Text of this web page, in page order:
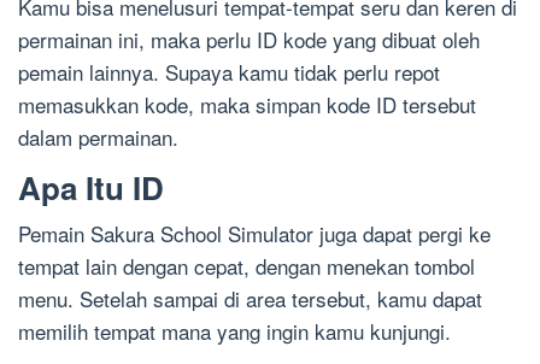
Kamu bisa menelusuri tempat-tempat seru dan keren di
permainan ini, maka perlu ID kode yang dibuat oleh
pemain lainnya. Supaya kamu tidak perlu repot
memasukkan kode, maka simpan kode ID tersebut
dalam permainan.
Apa Itu ID
Pemain Sakura School Simulator juga dapat pergi ke
tempat lain dengan cepat, dengan menekan tombol
menu. Setelah sampai di area tersebut, kamu dapat
memilih tempat mana yang ingin kamu kunjungi.